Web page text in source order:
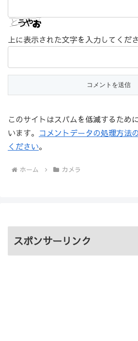
上に表示された文字を入力してくださ
このサイトはスパムを低減するため
います。 コメントデータの処理方法
ください。
ホーム カメラ
スポンサーリンク